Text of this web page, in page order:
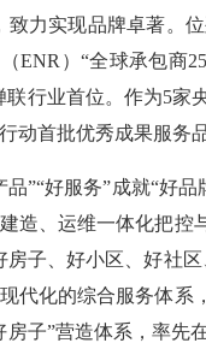
致力实现品牌卓著。
ENR）“全球承包商
联行业首位。作为5家
动首批优秀成果服务品
好服务”成就“好品
造、运维一体化把控
房子、好小区、好社
代化的综合服务体
房子”营造体系，率先